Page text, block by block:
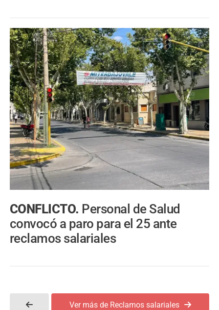
CONFLICTO. Personal de Salud
convocó a paro para el 25 ante
reclamos salariales
Ver más de Reclamos salariales